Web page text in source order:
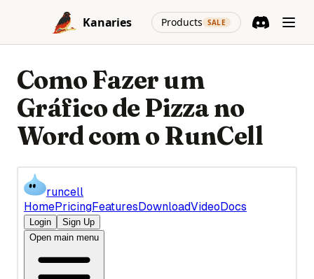
Skip to content
Kanaries
Products SALE
(opens in a
Como Fazer um
Gráfico de Pizza no
Word com o RunCell